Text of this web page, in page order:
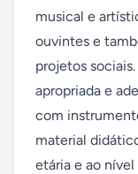
musical e
ouvintes e
projetos
apropriada e
com
material
etária e ao